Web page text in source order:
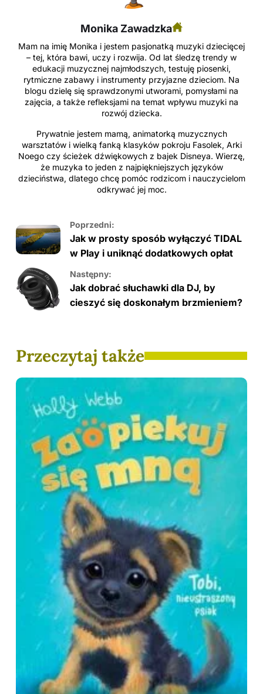
Monika Zawadzka
Mam na imię Monika i jestem pasjonatką muzyki dziecięcej
– tej, która bawi, uczy i rozwija. Od lat śledzę trendy w
edukacji muzycznej najmłodszych, testuję piosenki,
rytmiczne zabawy i instrumenty przyjazne dzieciom. Na
blogu dzielę się sprawdzonymi utworami, pomysłami na
zajęcia, a także refleksjami na temat wpływu muzyki na
rozwój dziecka.
Prywatnie jestem mamą, animatorką muzycznych
warsztatów i wielką fanką klasyków pokroju Fasolek, Arki
Noego czy ścieżek dźwiękowych z bajek Disneya. Wierzę,
że muzyka to jeden z najpiękniejszych języków
dzieciństwa, dlatego chcę pomóc rodzicom i nauczycielom
odkrywać jej moc.
Poprzedni:
Jak w prosty sposób wyłączyć TIDAL
w Play i uniknąć dodatkowych opłat
Następny:
Jak dobrać słuchawki dla DJ, by
cieszyć się doskonałym brzmieniem?
Przeczytaj także